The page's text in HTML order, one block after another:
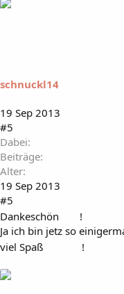
schnuckl14
19 Sep 2013
#5
Dabei
Beiträge
Alter
19 Sep 2013
#5
Dankeschön
!
Ja ich bin jetz so
viel Spaß
!